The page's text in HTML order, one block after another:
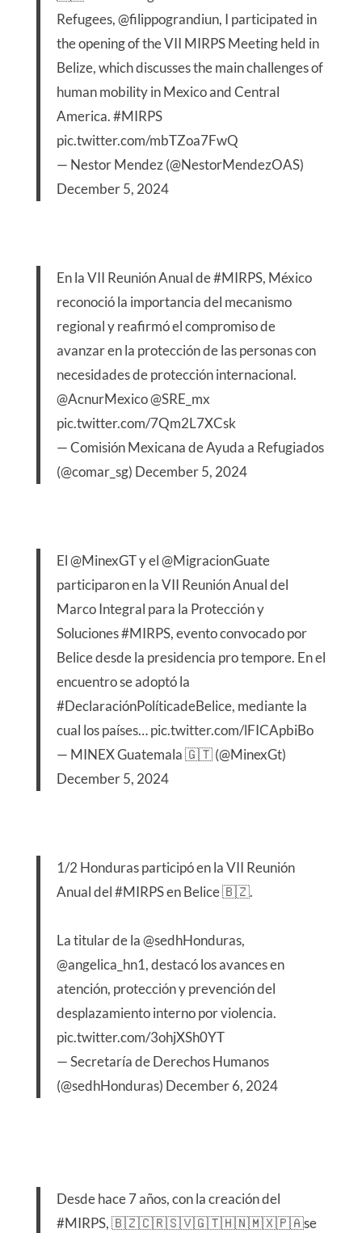
Refugees,@filippograndiun, I participated in
the opening of the VII MIRPS Meeting held in
Belize, which discusses the main challenges of
human mobility in Mexico and Central
America.#MIRPS
pic.twitter.com/mbTZoa7FwQ
— Nestor Mendez (@NestorMendezOAS)
December 5, 2024
En la VII Reunión Anual de#MIRPS, México
reconoció la importancia del mecanismo
regional y reafirmó el compromiso de
avanzar en la protección de las personas con
necesidades de protección internacional.
@AcnurMexico@SRE_mx
pic.twitter.com/7Qm2L7XCsk
— Comisión Mexicana de Ayuda a Refugiados
(@comar_sg) December 5, 2024
El@MinexGTy el@MigracionGuate
participaron en la VII Reunión Anual del
Marco Integral para la Protección y
Soluciones#MIRPS, evento convocado por
Belice desde la presidencia pro tempore. En el
encuentro se adoptó la
#DeclaraciónPolíticadeBelice, mediante la
cual los países…pic.twitter.com/lFICApbiBo
— MINEX Guatemala 🇬🇹 (@MinexGt)
December 5, 2024
1/2 Honduras participó en la VII Reunión
Anual del#MIRPSen Belice 🇧🇿.
La titular de la@sedhHonduras,
@angelica_hn1, destacó los avances en
atención, protección y prevención del
desplazamiento interno por violencia.
pic.twitter.com/3ohjXSh0YT
— Secretaría de Derechos Humanos
(@sedhHonduras) December 6, 2024
Desde hace 7 años, con la creación del
#MIRPS, 🇧🇿🇨🇷🇸🇻🇬🇹🇭🇳🇲🇽🇵🇦se